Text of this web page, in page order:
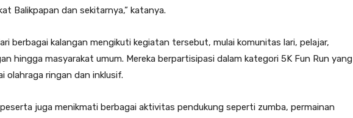
Balikpapan dan sekitarnya,” katanya.
berbagai kalangan mengikuti kegiatan tersebut, mulai komunitas lari, pelajar,
hingga masyarakat umum. Mereka berpartisipasi dalam kategori 5K Fun Run yang
olahraga ringan dan inklusif.
juga menikmati berbagai aktivitas pendukung seperti zumba, permainan